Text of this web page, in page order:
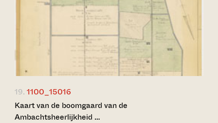
19. 1100_15016
Kaart van de boomgaard van de
Ambachtsheerlijkheid …